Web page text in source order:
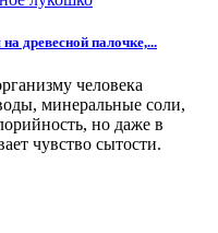
древесной палочке,...
человека
минеральные соли,
но даже в
чувство сытости.